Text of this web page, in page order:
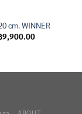
cm. WINNER
9,900.00Current